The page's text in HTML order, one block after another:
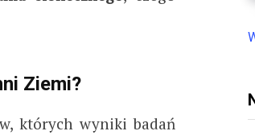
Ziemi?
których wyniki badań